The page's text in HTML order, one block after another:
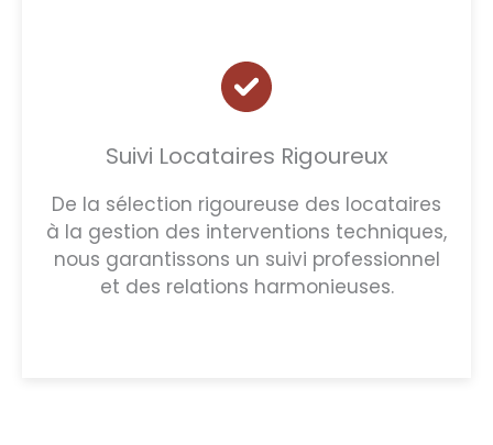
Suivi Locataires Rigoureux
De la sélection rigoureuse des locataires
à la gestion des interventions techniques,
nous garantissons un suivi professionnel
et des relations harmonieuses.